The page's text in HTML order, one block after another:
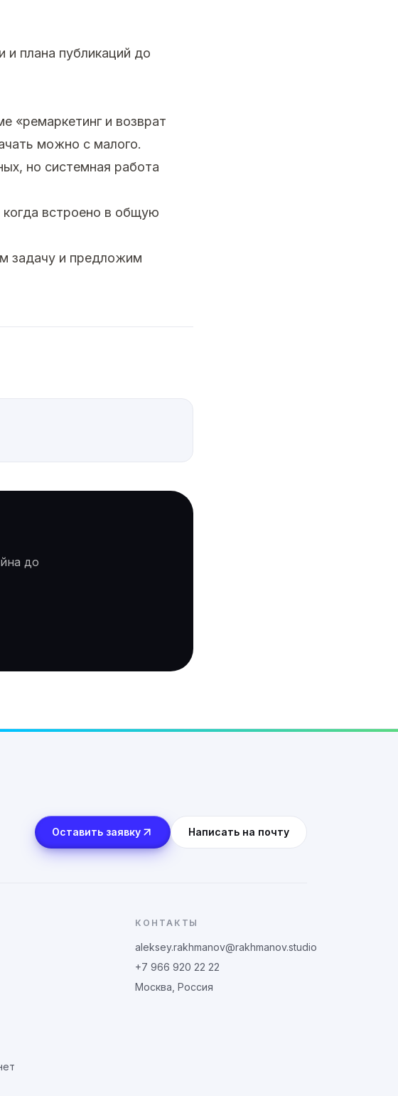
плана публикаций до
«ремаркетинг и возврат
можно с малого.
но системная работа
когда встроено в общую
задачу и предложим
до
Оставить заявку Написать на почту
КОНТАКТЫ
aleksey.rakhmanov@rakhmanov.studio
+7 966 920 22 22
Москва, Россия